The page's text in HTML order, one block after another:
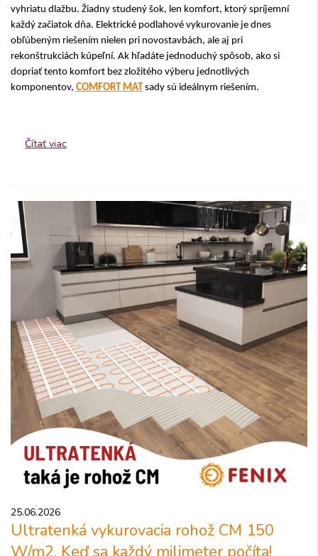
vyhriatu dlažbu. Žiadny studený šok, len komfort, ktorý spríjemní
každý začiatok dňa. Elektrické podlahové vykurovanie je dnes
obľúbeným riešením nielen pri novostavbách, ale aj pri
rekonštrukciách kúpeľní. Ak hľadáte jednoduchý spôsob, ako si
dopriať tento komfort bez zložitého výberu jednotlivých
komponentov, COMFORT MAT sady sú ideálnym riešením.
Čítať viac
25.06.2026
Ultratenká vykurovacia rohož CM 150
W/m2. Keď sa každý milimeter počíta!